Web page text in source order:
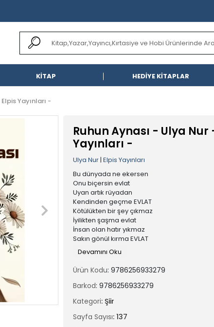
KİTAP HEDİYE KİTAPLAR
Yayınları -
Ruhun Aynası - Ulya Nur
Yayınları -
Ulya Nur| Elpis Yayınları
Bu dünyada ne ekersen
Onu biçersin evlat
Uyan artık rüyadan
Kendinden geçme EVLAT
Kötülükten bir şey çıkmaz
İyilikten şaşma evlat
İnsan olan hatır yıkmaz
Sakın gönül kırma EVLAT
Ana Babanı ATANI
Saygıyla tanı evlat
Bayrağımla Vatanını
Sonuna kadar koru EVLAT
tutkusuna farklılık getirerek ikinci kitabı olan
Devamını Oku
Ürün Kodu: 9786256933279
Barkod: 9786256933279
Kategori: Şiir
Sayfa Sayısı: 137